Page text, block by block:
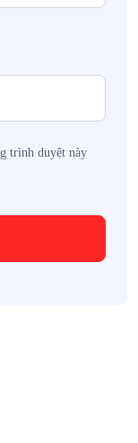
trình duyệt này